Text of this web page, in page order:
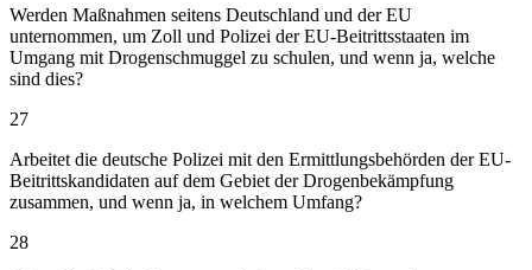
Werden Maßnahmen seitens Deutschland und der EU
unternommen, um Zoll und Polizei der EU-Beitrittsstaaten im
Umgang mit Drogenschmuggel zu schulen, und wenn ja, welche
sind dies?
27
Arbeitet die deutsche Polizei mit den Ermittlungsbehörden der EU-
Beitrittskandidaten auf dem Gebiet der Drogenbekämpfung
zusammen, und wenn ja, in welchem Umfang?
28